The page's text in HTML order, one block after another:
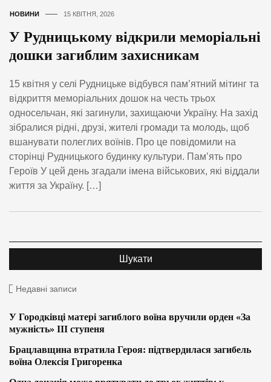
НОВИНИ 15 КВІТНЯ, 2026
У Рудницькому відкрили меморіальні
дошки загиблим захисникам
15 квітня у селі Рудницьке відбувся пам’ятний мітинг та
відкриття меморіальних дошок на честь трьох
односельчан, які загинули, захищаючи Україну. На захід
зібралися рідні, друзі, жителі громади та молодь, щоб
вшанувати полеглих воїнів. Про це повідомили на
сторінці Рудницького будинку культури. Пам’ять про
Героїв У цей день згадали імена військових, які віддали
життя за Україну. […]
Недавні записи
У Городківці матері загиблого воїна вручили орден «За
мужність» ІІІ ступеня
Брацлавщина втратила Героя: підтвердилася загибель
воїна Олексія Григоренка